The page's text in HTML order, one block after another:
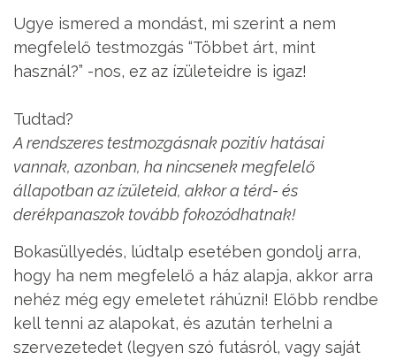
Ugye ismered a mondást, mi szerint a nem
megfelelő testmozgás “Többet árt, mint
használ?” -nos, ez az ízületeidre is igaz!
Tudtad?
A rendszeres testmozgásnak pozitív hatásai
vannak, azonban, ha nincsenek megfelelő
állapotban az ízületeid, akkor a térd- és
derékpanaszok tovább fokozódhatnak!
Bokasüllyedés, lúdtalp esetében gondolj arra,
hogy ha nem megfelelő a ház alapja, akkor arra
nehéz még egy emeletet ráhúzni! Előbb rendbe
kell tenni az alapokat, és azután terhelni a
szervezetedet (legyen szó futásról, vagy saját